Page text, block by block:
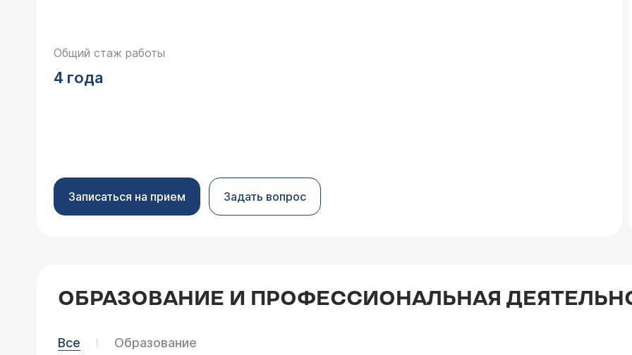
Общий стаж работы
4 года
Записаться на прием Задать вопрос
ОБРАЗОВАНИЕ И ПРОФЕССИОНАЛЬНАЯ
Все Образование